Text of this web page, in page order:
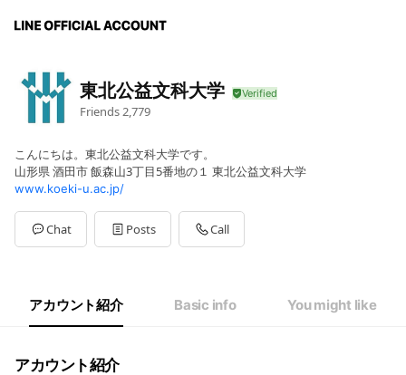
東北公益文科大学
Friends 2,779
こんにちは。東北公益文科大学です。
山形県 酒田市 飯森山3丁目5番地の１ 東北公益文科大学
www.koeki-u.ac.jp/
Chat Posts Call
アカウント紹介 Basic info You might like
アカウント紹介